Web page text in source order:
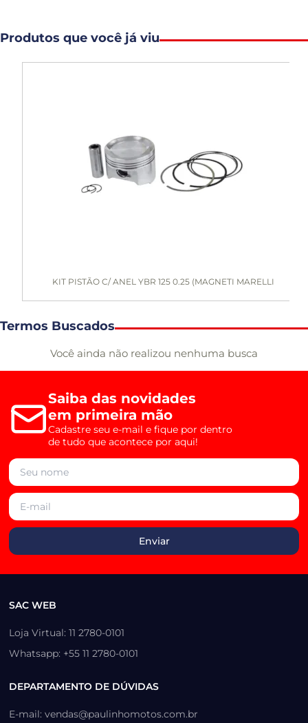
Produtos que você já viu
KIT PISTÃO C/ ANEL YBR 125 0.25 (MAGNETI MARELLI
Termos Buscados
Você ainda não realizou nenhuma busca
Saiba das novidades
em primeira mão
Cadastre seu e-mail e fique por dentro
de tudo que acontece por aqui!
SAC WEB
Loja Virtual: 11 2780-0101
Whatsapp: +55 11 2780-0101
DEPARTAMENTO DE DÚVIDAS
E-mail: vendas@paulinhomotos.com.br